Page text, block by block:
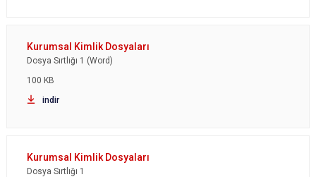
Dosya Sırtlığı 1 (Word)
100 KB
indir
Dosya Sırtlığı 1